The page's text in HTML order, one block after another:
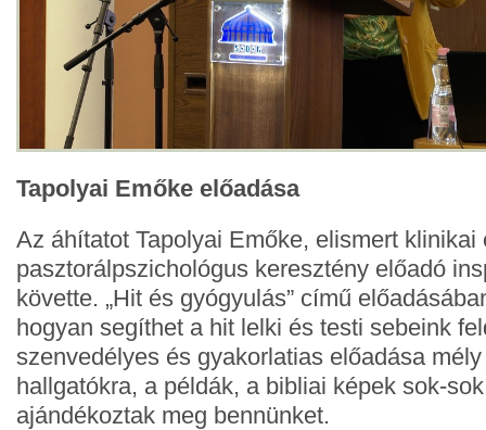
Tapolyai Emőke előadása
Az áhítatot Tapolyai Emőke, elismert klinikai
pasztorálpszichológus keresztény előadó
követte. „Hit és gyógyulás” című
hogyan segíthet a hit lelki és testi sebeink
szenvedélyes és gyakorlatias előadása
hallgatókra, a példák, a bibliai képek sok-
ajándékoztak meg bennünket.